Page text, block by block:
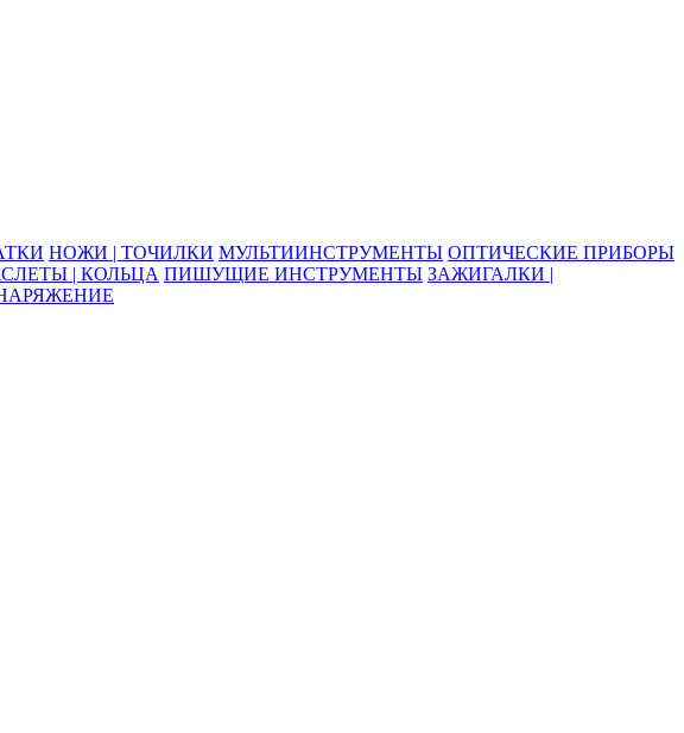
НОЖИ | ТОЧИЛКИ МУЛЬТИИНСТРУМЕНТЫ ОПТИЧЕСКИЕ ПРИБОРЫ
| КОЛЬЦА ПИШУЩИЕ ИНСТРУМЕНТЫ ЗАЖИГАЛКИ |